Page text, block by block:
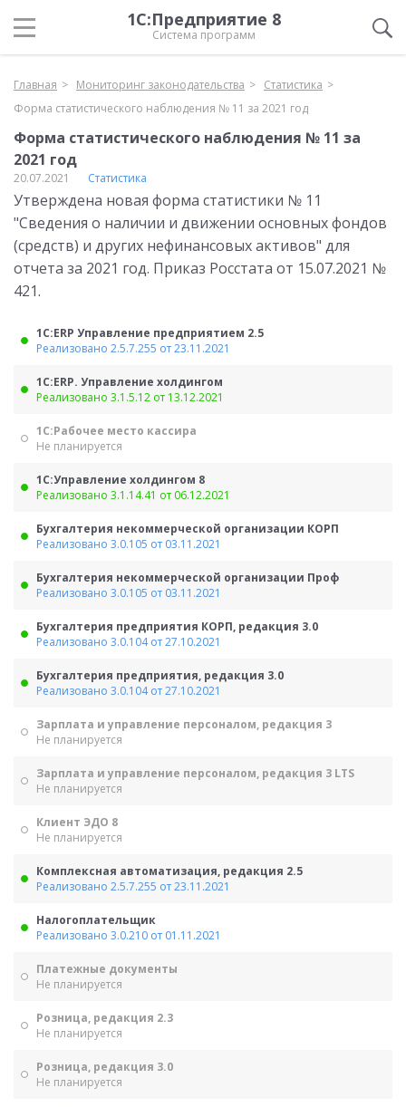
1С:Предприятие 8
Система программ
Главная Мониторинг законодательства
Статистика
Форма статистического наблюдения № 11 за 2021 год
Форма статистического наблюдения № 11 за
2021 год
20.07.2021 Статистика
Утверждена новая форма статистики № 11
"Сведения о наличии и движении основных фондов
(средств) и других нефинансовых активов" для
отчета за 2021 год. Приказ Росстата от 15.07.2021 №
421.
1С:ERP Управление предприятием 2.5
Реализовано 2.5.7.255 от 23.11.2021
1С:ERP. Управление холдингом
Реализовано 3.1.5.12 от 13.12.2021
1С:Рабочее место кассира
Не планируется
1С:Управление холдингом 8
Реализовано 3.1.14.41 от 06.12.2021
Бухгалтерия некоммерческой организации КОРП
Реализовано 3.0.105 от 03.11.2021
Бухгалтерия некоммерческой организации Проф
Реализовано 3.0.105 от 03.11.2021
Бухгалтерия предприятия КОРП, редакция 3.0
Реализовано 3.0.104 от 27.10.2021
Бухгалтерия предприятия, редакция 3.0
Реализовано 3.0.104 от 27.10.2021
Зарплата и управление персоналом, редакция 3
Не планируется
Зарплата и управление персоналом, редакция 3 LTS
Не планируется
Клиент ЭДО 8
Не планируется
Комплексная автоматизация, редакция 2.5
Реализовано 2.5.7.255 от 23.11.2021
Налогоплательщик
Реализовано 3.0.210 от 01.11.2021
Платежные документы
Не планируется
Розница, редакция 2.3
Не планируется
Розница, редакция 3.0
Не планируется